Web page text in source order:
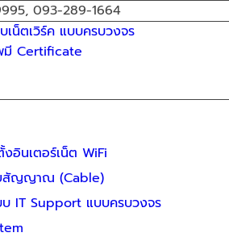
093-289-1664
อินเตอร์เน็ต WiFi
ยสัญญาณ (Cable)
บ IT Support แบบครบวงจร